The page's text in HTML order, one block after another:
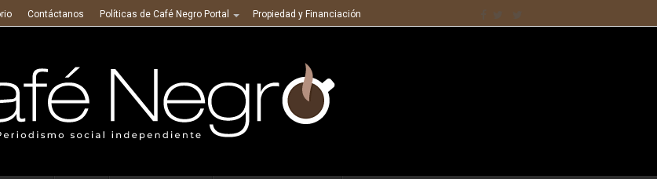
Contáctanos Políticas de Café Negro Portal Propiedad y Financiación